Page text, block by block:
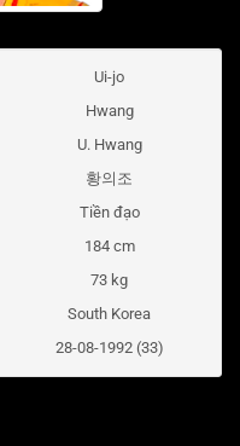
Ui-jo
Hwang
U. Hwang
황의조
Tiền đạo
184 cm
73 kg
South Korea
28-08-1992 (33)